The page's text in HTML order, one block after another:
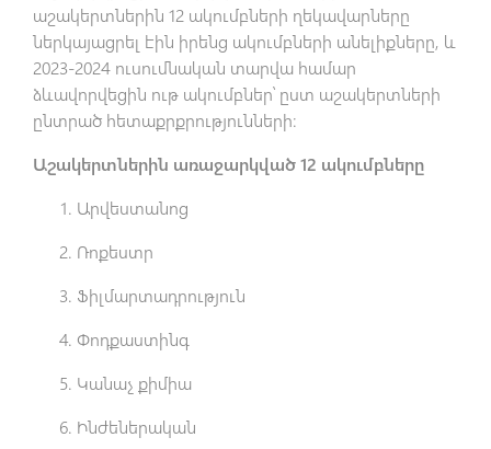
աշակերտներին 12 ակումբների ղեկավարները
ներկայացրել էին իրենց ակումբների անելիքները, և
2023-2024 ուսումնական տարվա համար
ձևավորվեցին ութ ակումբներ՝ ըստ աշակերտների
ընտրած հետաքրքրությունների։
Աշակերտներին առաջարկված 12 ակումբները
Արվեստանոց
Ռոքեստր
Ֆիլմարտադրություն
Փոդքաստինգ
Կանաչ քիմիա
Ինժեներական